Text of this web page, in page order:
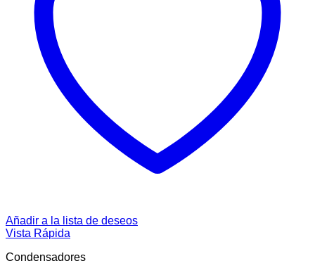
Añadir a la lista de deseos
Vista Rápida
Condensadores